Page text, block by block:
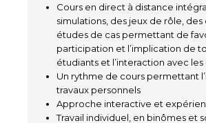
Cours en direct à distance
simulations, des jeux de rôle,
études de cas permettant de
participation et l’implication de
étudiants et l’interaction avec
Un rythme de cours permettant
travaux personnels
Approche interactive et
Travail individuel, en binômes et